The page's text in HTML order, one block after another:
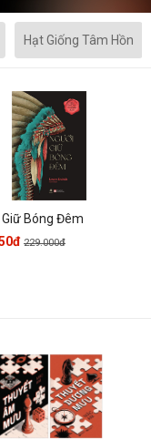
Hạt Giống Tâm Hồn
Giữ Bóng Đêm
229.000đ